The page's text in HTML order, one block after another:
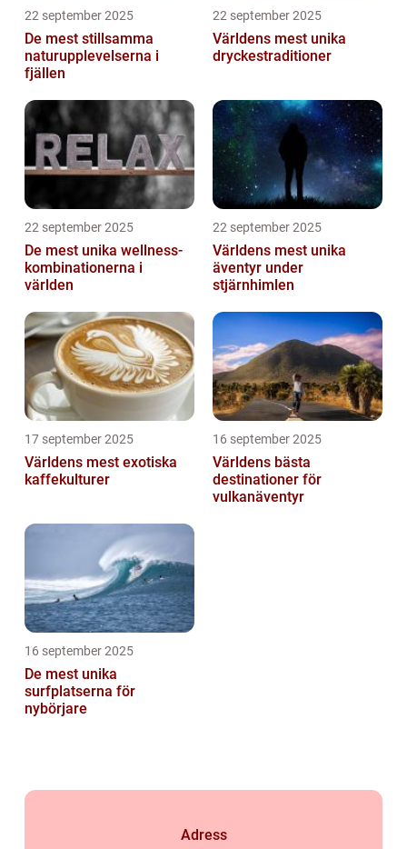
22 september 2025
De mest stillsamma
naturupplevelserna i
fjällen
22 september 2025
Världens mest unika
dryckestraditioner
22 september 2025
De mest unika wellness-
kombinationerna i
världen
22 september 2025
Världens mest unika
äventyr under
stjärnhimlen
17 september 2025
Världens mest exotiska
kaffekulturer
16 september 2025
Världens bästa
destinationer för
vulkanäventyr
16 september 2025
De mest unika
surfplatserna för
nybörjare
Adress